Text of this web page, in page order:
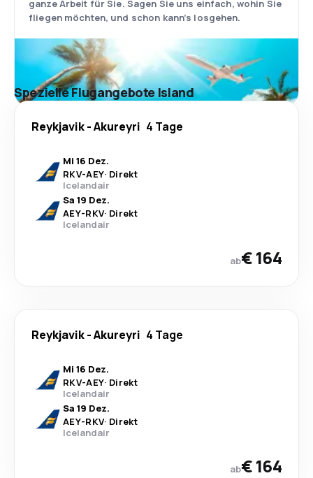
ganze Arbeit für Sie. Sagen Sie uns einfach, wohin Sie
fliegen möchten, und schon kann’s losgehen.
Spezielle Flugangebote Island
Reykjavik-Akureyri 4 Tage
Mi 16 Dez.
RKV-AEY· Direkt
Icelandair
Sa 19 Dez.
AEY-RKV· Direkt
Icelandair
ab€ 164
Reykjavik-Akureyri 4 Tage
Mi 16 Dez.
RKV-AEY· Direkt
Icelandair
Sa 19 Dez.
AEY-RKV· Direkt
Icelandair
ab€ 164